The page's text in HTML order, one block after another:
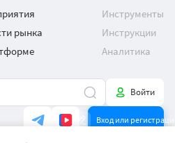
рынка
Инструменты
Инструкции
Аналитика
Войти
Вход или